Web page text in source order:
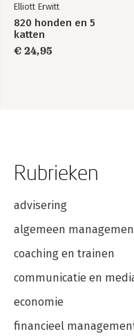
Elliott Erwitt
820 honden en 5
katten
€ 24,95
Rubrieken
advisering
algemeen
coaching en trainen
communicatie en
economie
financieel